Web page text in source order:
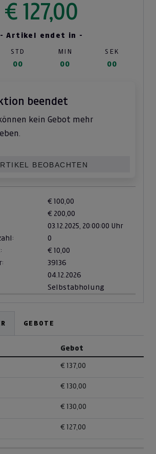
€ 127,00
- Artikel endet in -
STD MIN SEK
00 00 00
beendet
kein Gebot mehr
BEOBACHTEN
€ 100,00
€ 200,00
03.12.2025, 20:00:00 Uhr
0
€ 10,00
39136
04.12.2026
Selbstabholung
GEBOTE
Gebot
€ 137,00
€ 130,00
€ 130,00
€ 127,00